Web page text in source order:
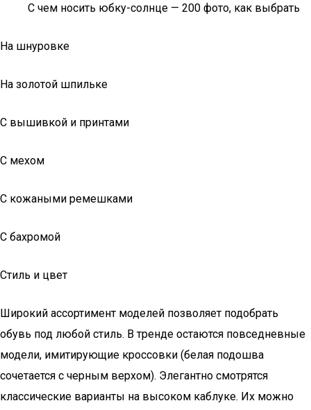
С чем носить юбку-солнце — 200 фото, как выбрать
На шнуровке
На золотой шпильке
С вышивкой и принтами
С мехом
С кожаными ремешками
С бахромой
Стиль и цвет
Широкий ассортимент моделей позволяет подобрать
обувь под любой стиль. В тренде остаются повседневные
модели, имитирующие кроссовки (белая подошва
сочетается с черным верхом). Элегантно смотрятся
классические варианты на высоком каблуке. Их можно